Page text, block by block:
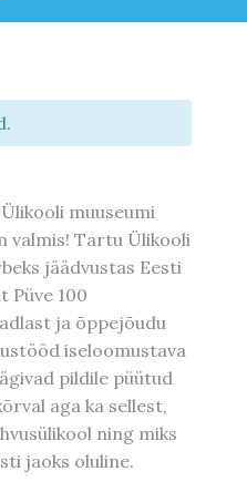
muuseumi
valmis! Tartu Ülikooli
jäädvustas Eesti
100
ja õppejõudu
iseloomustava
pildile püütud
aga ka sellest,
ning miks
jaoks oluline.